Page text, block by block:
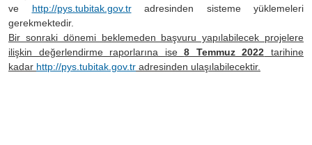
ve http://pys.tubitak.gov.tradresinden sisteme yüklemeleri
gerekmektedir.
Bir sonraki dönemi beklemeden başvuru yapılabilecek projelere
ilişkin değerlendirme raporlarına ise8 Temmuz 2022 tarihine
kadar http://pys.tubitak.gov.tr adresinden ulaşılabilecektir.